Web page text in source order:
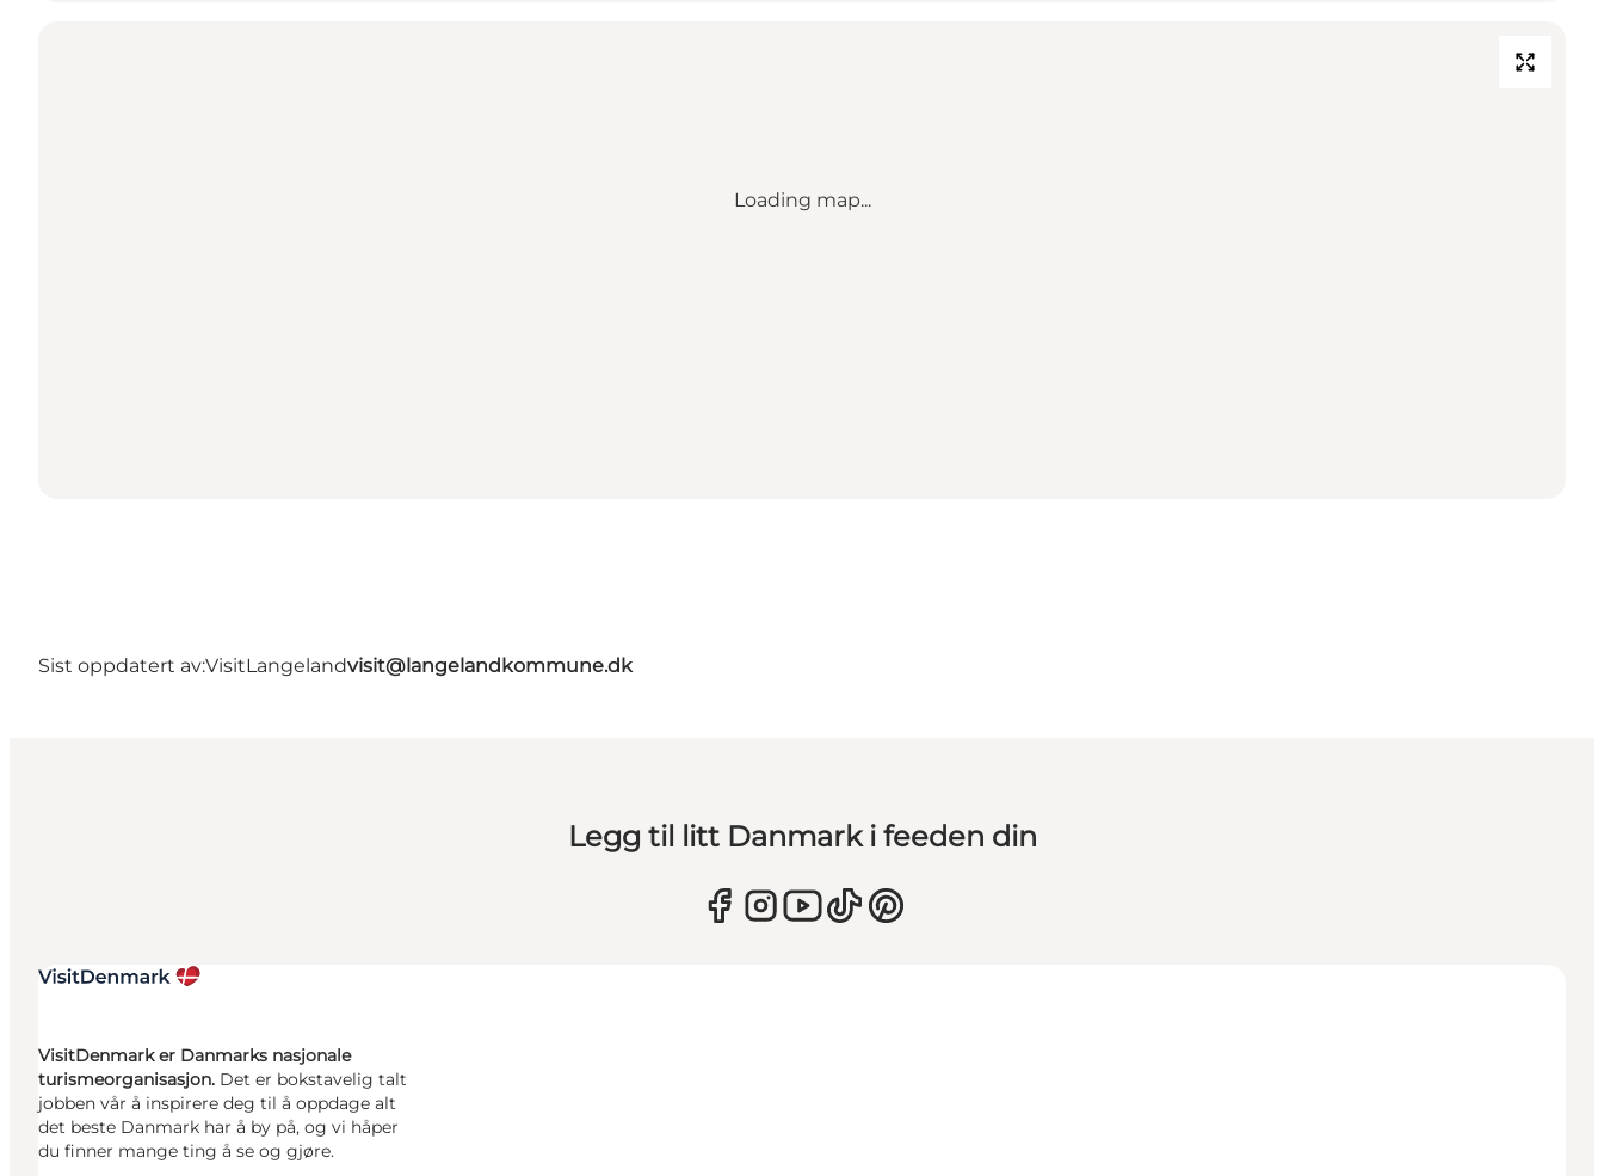
Loading map...
Sist oppdatert av:VisitLangelandvisit@langelandkommune.dk
Legg til litt Danmark i feeden din
VisitDenmark er Danmarks nasjonale
turismeorganisasjon. Det er bokstavelig talt
jobben vår å inspirere deg til å oppdage alt
det beste Danmark har å by på, og vi håper
du finner mange ting å se og gjøre.